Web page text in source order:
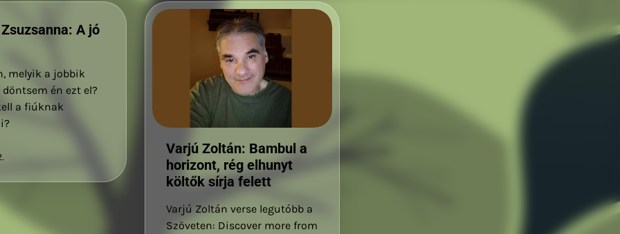
A jó
melyik a jobbik
döntsem én ezt el?
a fiúknak
Varjú Zoltán: Bambul a
horizont, rég elhunyt
költők sírja felett
Varjú Zoltán verse legutóbb a
Szöveten: Discover more from